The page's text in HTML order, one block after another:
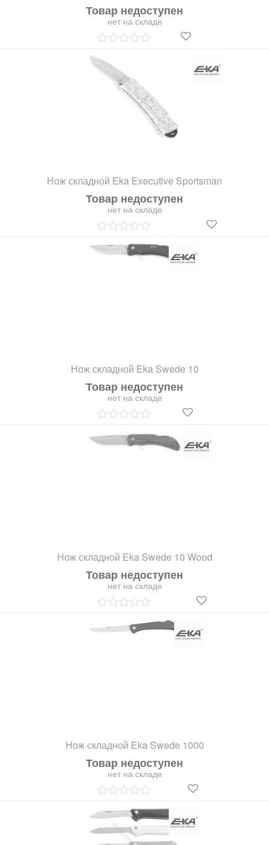
Товар недоступен
нет на складе
Нож складной Eka Executive Sportsman
Товар недоступен
нет на складе
Нож складной Eka Swede 10
Товар недоступен
нет на складе
Нож складной Eka Swede 10 Wood
Товар недоступен
нет на складе
Нож складной Eka Swede 1000
Товар недоступен
нет на складе